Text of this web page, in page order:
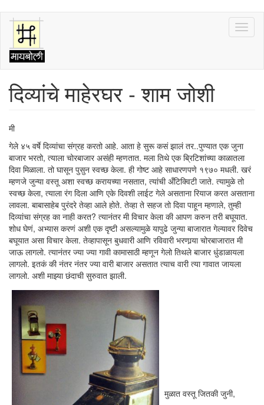
Skip
main
content
दिव्यांचे माहेरघर - शाम जोशी
मी
गेले ४५ वर्षे दिव्यांचा संग्रह करतो आहे. आता हे सुरू कसं झालं तर..पुण्यात एक जुना
बाजार भरतो, त्याला चोरबाजार असंही म्हणतात. मला तिथे एक ब्रिटिशांच्या काळातला
दिवा मिळाला. तो घासून पुसुन स्वच्छ केला. ही गोष्ट आहे साधारणपणे १९७० मधली. खरं
म्हणजे जुन्या वस्तू अशा स्वच्छ करायच्या नसतात, त्यांची अँटिक्विटी जाते. त्यामुळे तो
स्वच्छ केला, त्याला रंग दिला आणि एके दिवशी लाईट गेले असताना रियाज करत असताना
लावला. बाबासाहेब पुरंदरे तेव्हा आले होते. तेव्हा ते सहज तो दिवा पाहून म्हणाले, तुम्ही
दिव्यांचा संग्रह का नाही करत? त्यानंतर मी विचार केला की आपण करुन तरी बघूयात.
शोध घेणं, अभ्यास करणं अशी एक दृष्टी असल्यामुळे यापुढे जुन्या बाजारात गेल्यावर दिवेच
बघूयात असा विचार केला. तेव्हापासून बुधवारी आणि रविवारी भरणार्‍या चोरबाजारात मी
जाऊ लागलो. त्यानंतर ज्या ज्या गावी कामासाठी म्हणून गेलो तिथले बाजार धुंडाळायला
लागलो. इतकं की नंतर नंतर ज्या वारी बाजार असतात त्याच वारी त्या गावात जायला
लागलो. अशी माझ्या छंदाची सुरुवात झाली.
मुळात वस्तू जितकी जुनी,